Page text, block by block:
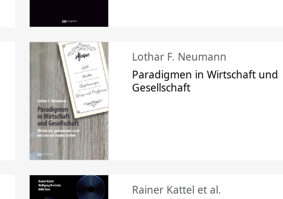
Lothar F. Neumann
Paradigmen in Wirtschaft und
Gesellschaft
Rainer Kattel et al.